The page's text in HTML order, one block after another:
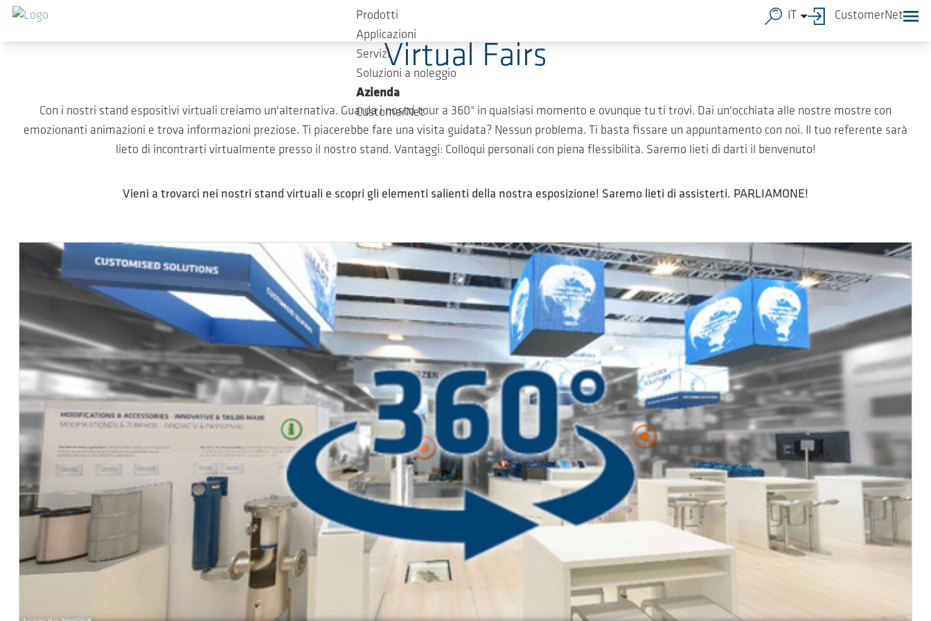
Salta al contenuto principale
Prodotti
Applicazioni
Servizi
Soluzioni a noleggio
Azienda
CustomerNet
IT CustomerNet
Virtual Fairs
Con i nostri stand espositivi virtuali creiamo un'alternativa. Guarda i nostri tour a 360° in qualsiasi momento e ovunque tu ti trovi. Dai un'occhiata alle nostre mostre con
emozionanti animazioni e trova informazioni preziose. Ti piacerebbe fare una visita guidata? Nessun problema. Ti basta fissare un appuntamento con noi. Il tuo referente sarà
lieto di incontrarti virtualmente presso il nostro stand. Vantaggi: Colloqui personali con piena flessibilità. Saremo lieti di darti il benvenuto!
Vieni a trovarci nei nostri stand virtuali e scopri gli elementi salienti della nostra esposizione! Saremo lieti di assisterti. PARLIAMONE!